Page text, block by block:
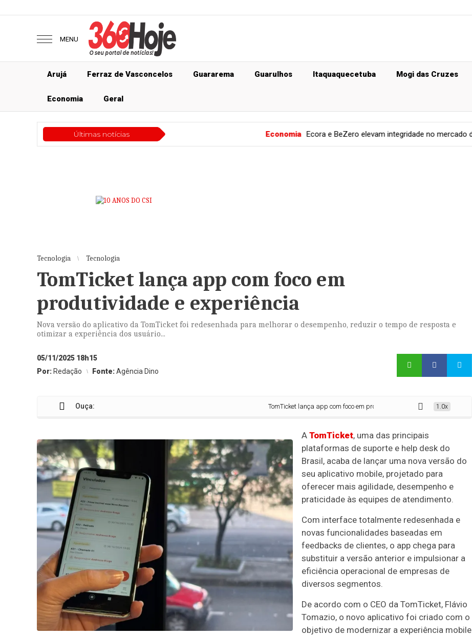
MENU
Arujá Ferraz de Vasconcelos Guararema Guarulhos Itaquaquecetuba Mogi das Cruzes
Economia Geral
Últimas notícias Ecora e BeZero elevam integridade no mercado de carbono
Tecnologia Tecnologia
TomTicket lança app com foco em
produtividade e experiência
Nova versão do aplicativo da TomTicket foi redesenhada para melhorar o desempenho, reduzir o tempo de resposta e
otimizar a experiência dos usuário...
05/11/2025 18h15
Por: Redação Fonte:Agência Dino
Ouça: TomTicket lança app com foco em produtividade e experiência 1.0x
A TomTicket, uma das principais
plataformas de suporte e help desk do
Brasil, acaba de lançar uma nova versão do
seu aplicativo mobile, projetado para
oferecer mais agilidade, desempenho e
praticidade às equipes de atendimento.
Com interface totalmente redesenhada e
novas funcionalidades baseadas em
feedbacks de clientes, o app chega para
substituir a versão anterior e impulsionar a
eficiência operacional de empresas de
diversos segmentos.
De acordo com o CEO da TomTicket, Flávio
Tomazio, o novo aplicativo foi criado com o
objetivo de modernizar a experiência mobile